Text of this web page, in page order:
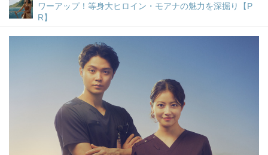
ワーアップ！等身大ヒロイン・モアナの魅力を深掘り【P
R】